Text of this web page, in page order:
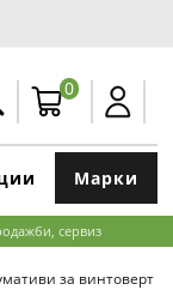
0
Марки
сервиз
за